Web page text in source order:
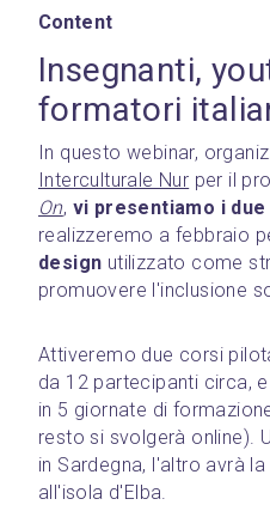
Content
Insegnanti,
formatori
In questo webinar,
Interculturale Nur per il
On, vi presentiamo i
realizzeremo a febbraio
design utilizzato come
promuovere l'inclusione
Attiveremo due corsi
da 12 partecipanti circa,
in 5 giornate di
resto si svolgerà online).
in Sardegna, l'altro avrà
all'isola d'Elba.